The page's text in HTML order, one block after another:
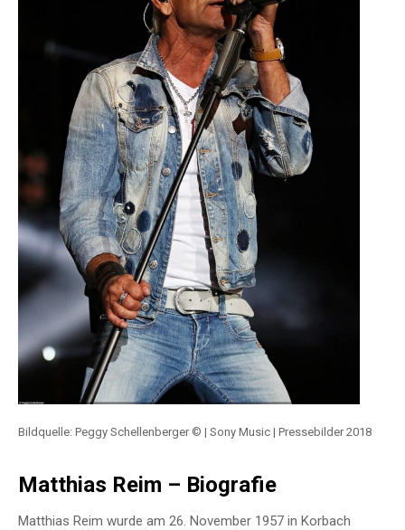
Bildquelle: Peggy Schellenberger © | Sony Music | Pressebilder 2018
Matthias Reim – Biografie
Matthias Reim wurde am 26. November 1957 in Korbach